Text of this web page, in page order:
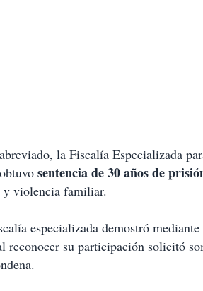
la Fiscalía Especializada
obtuvo sentencia de 30 años de
violencia familiar.
especializada demostró
reconocer su participación solicitó